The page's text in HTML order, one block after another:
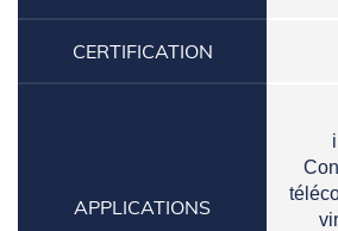
CERTIFICATION
APPLICATIONS